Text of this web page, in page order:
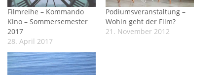
Filmreihe – Kommando
Kino – Sommersemester
2017
28. April 2017
Podiumsveranstaltung –
Wohin geht der Film?
21. November 2012